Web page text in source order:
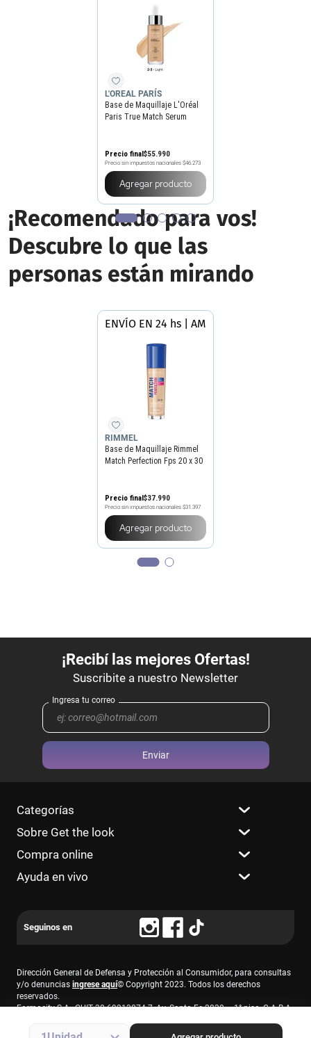
L'OREAL PARÍS
Base de Maquillaje L'Oréal
Paris True Match Serum
Precio final$55.990
Precio sin impuestos nacionales $46.273
Agregar producto
¡Recomendado para vos!
Descubre lo que las
personas están mirando
ENVÍO EN 24 hs | AMBA
RIMMEL
Base de Maquillaje Rimmel
Match Perfection Fps 20 x 30
Precio final$37.990
Precio sin impuestos nacionales $31.397
Agregar producto
Enviar
Categorías
Sobre Get the look
Compra online
Ayuda en vivo
Dirección General de Defensa y Protección al Consumidor, para consultas
y/o denuncias ingrese aquí© Copyright 2023. Todos los derechos
reservados.
Farmacity S.A., CUIT 30-69213874-7, Av. Santa Fe 2830 – 1° piso, C.A.B.A.